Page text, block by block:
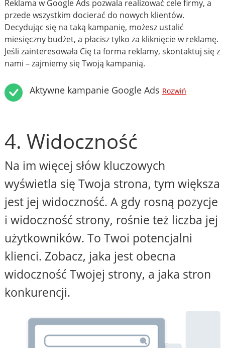
Reklama w Google Ads pozwala realizować cele firmy, a
przede wszystkim docierać do nowych klientów.
Decydując się na taką kampanię, możesz ustalić
miesięczny budżet, a płacisz tylko za kliknięcie w reklamę.
Jeśli zainteresowała Cię ta forma reklamy, skontaktuj się z
nami – zajmiemy się Twoją kampanią.
Aktywne kampanie Google Ads Rozwiń
4. Widoczność
Na im więcej słów kluczowych
wyświetla się Twoja strona, tym większa
jest jej widoczność. A gdy rosną pozycje
i widoczność strony, rośnie też liczba jej
użytkowników. To Twoi potencjalni
klienci. Zobacz, jaka jest obecna
widoczność Twojej strony, a jaka stron
konkurencji.